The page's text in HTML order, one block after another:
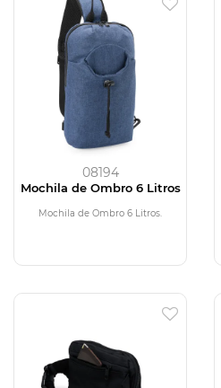
08194
Mochila de Ombro 6 Litros
Mochila de Ombro 6 Litros.